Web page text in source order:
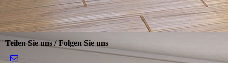
Teilen Sie uns / Folgen Sie uns